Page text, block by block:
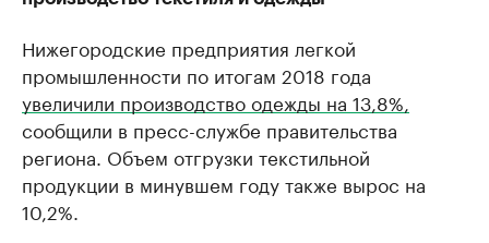
Нижегородские предприятия легкой
промышленности по итогам 2018 года
увеличили производство одежды на 13,8%,
сообщили в пресс-службе правительства
региона. Объем отгрузки текстильной
продукции в минувшем году также вырос на
10,2%.